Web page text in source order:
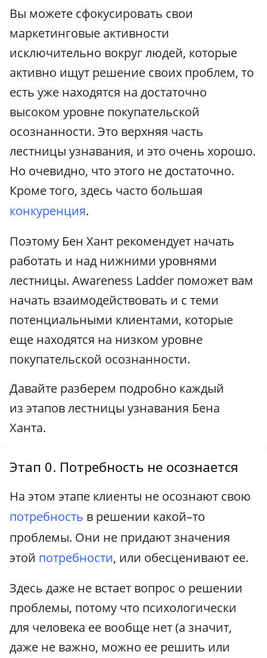
Вы можете сфокусировать свои
маркетинговые активности
исключительно вокруг людей, которые
активно ищут решение своих проблем, то
есть уже находятся на достаточно
высоком уровне покупательской
осознанности. Это верхняя часть
лестницы узнавания, и это очень хорошо.
Но очевидно, что этого не достаточно.
Кроме того, здесь часто большая
конкуренция.
Поэтому Бен Хант рекомендует начать
работать и над нижними уровнями
лестницы. Awareness Ladder поможет вам
начать взаимодействовать и с теми
потенциальными клиентами, которые
еще находятся на низком уровне
покупательской осознанности.
Давайте разберем подробно каждый
из этапов лестницы узнавания Бена
Ханта.
Этап 0. Потребность не осознается
На этом этапе клиенты не осознают свою
потребность в решении какой–то
проблемы. Они не придают значения
этой потребности, или обесценивают ее.
Здесь даже не встает вопрос о решении
проблемы, потому что психологически
для человека ее вообще нет (а значит,
даже не важно, можно ее решить или